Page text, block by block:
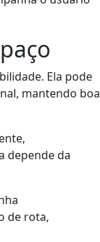
Ela pode
mantendo boa
depende da
de rota,